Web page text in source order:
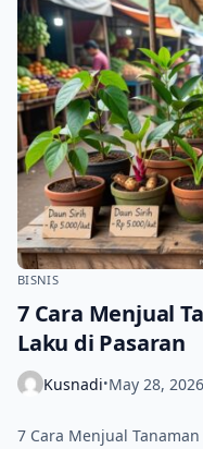
BISNIS
7 Cara Menjual
Laku di Pasaran
Kusnadi•May 28, 2026
7 Cara Menjual